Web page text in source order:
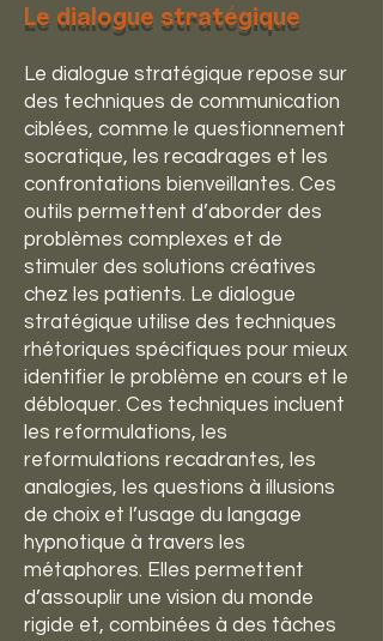
Le dialogue stratégique
Le dialogue stratégique repose sur
des techniques de communication
ciblées, comme le questionnement
socratique, les recadrages et les
confrontations bienveillantes. Ces
outils permettent d’aborder des
problèmes complexes et de
stimuler des solutions créatives
chez les patients. Le dialogue
stratégique utilise des techniques
rhétoriques spécifiques pour mieux
identifier le problème en cours et le
débloquer. Ces techniques incluent
les reformulations, les
reformulations recadrantes, les
analogies, les questions à illusions
de choix et l’usage du langage
hypnotique à travers les
métaphores. Elles permettent
d’assouplir une vision du monde
rigide et, combinées à des tâches